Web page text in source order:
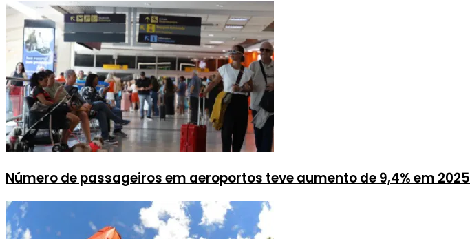
Número de passageiros em aeroportos teve aumento de 9,4% em 2025